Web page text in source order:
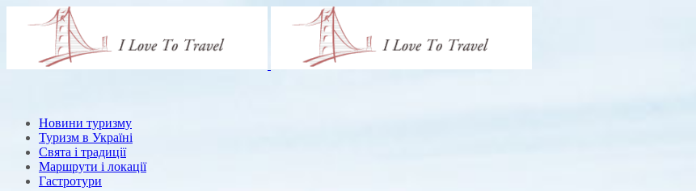
Новини туризму
Туризм в Україні
Свята і традиції
Маршрути і локації
Гастротури